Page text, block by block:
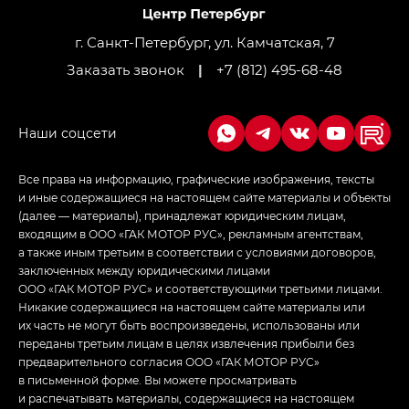
Джи Икс ПРЕМИУМ — GX PREMIUM, ЛАУНЖ —
LOUNGE
Empow — Эмпау (Empow) в комплектации
в спортивном стиле — GL(S-Style)
г. Санкт-Петербург, ул. Камчатская, 7
Заказать звонок
| +7 (812) 495-68-48
Все права на информацию, графические изображения, тексты
и иные содержащиеся на настоящем сайте материалы и объекты
(далее — материалы), принадлежат юридическим лицам,
входящим в ООО «ГАК МОТОР РУС», рекламным агентствам,
а также иным третьим в соответствии с условиями договоров,
заключенных между юридическими лицами
ООО «ГАК МОТОР РУС» и соответствующими третьими лицами.
Никакие содержащиеся на настоящем сайте материалы или
их часть не могут быть воспроизведены, использованы или
переданы третьим лицам в целях извлечения прибыли без
предварительного согласия ООО «ГАК МОТОР РУС»
в письменной форме. Вы можете просматривать
и распечатывать материалы, содержащиеся на настоящем